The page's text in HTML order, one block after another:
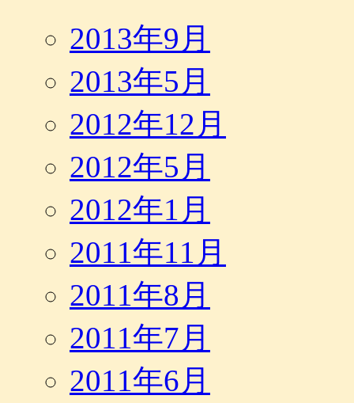
2013年9月
2013年5月
2012年12月
2012年5月
2012年1月
2011年11月
2011年8月
2011年7月
2011年6月